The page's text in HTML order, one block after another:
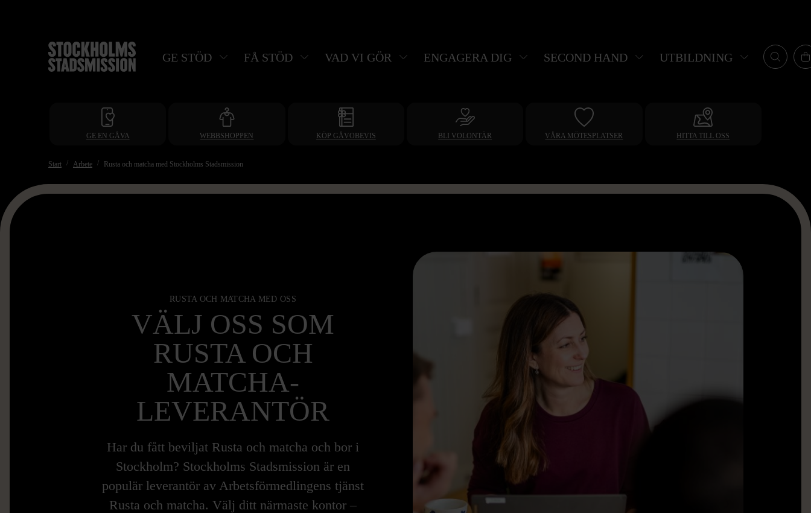
huvudinnehåll
GE STÖD FÅ STÖD VAD VI GÖR ENGAGERA DIG SECOND HAND UTBILDNING
GE EN GÅVA WEBBSHOPPEN KÖP GÅVOBEVIS BLI VOLONTÄR VÅRA MÖTESPLATSER HITTA TILL OSS
Start Arbete Rusta och matcha med Stockholms Stadsmission
RUSTA OCH MATCHA MED OSS
VÄLJ OSS SOM
RUSTA OCH
MATCHA-
LEVERANTÖR
Har du fått beviljat Rusta och matcha och bor i
Stockholm? Stockholms Stadsmission är en
populär leverantör av Arbetsförmedlingens tjänst
Rusta och matcha. Välj ditt närmaste kontor –